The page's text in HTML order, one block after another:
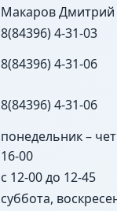
Макаров Дмитрий
8(84396) 4-31-03
8(84396) 4-31-06
8(84396) 4-31-06
понедельник –
16-00
с 12-00 до 12-45
суббота,